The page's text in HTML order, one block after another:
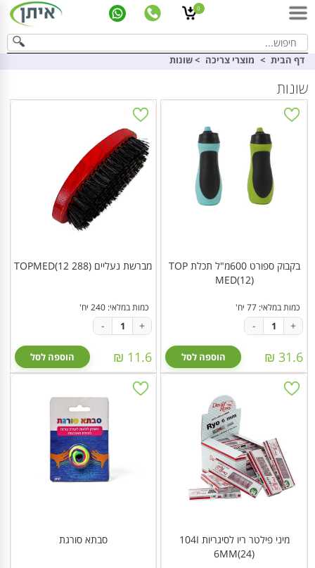
דף הבית > מוצרי צריכה >שונות
שונות
בקבוק ספורט 600מ"ל תכלת TOP
MED(12)
כמות במלאי: 77 יח'
31.6 ₪
- +
הוספה לסל
מברשת נעליים TOPMED(12 288)
כמות במלאי: 240 יח'
11.6 ₪
- +
הוספה לסל
מיני פילטר ריו לסיגריות 104I
6MM(24)
סבתא סורגת